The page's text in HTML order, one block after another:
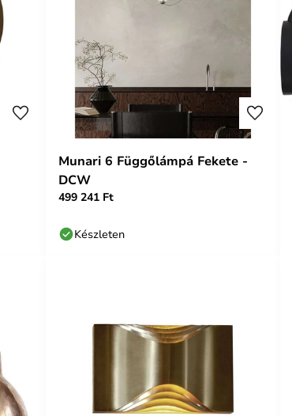
Munari 6 Függőlámpá Fekete -
DCW
499 241 Ft
Készleten